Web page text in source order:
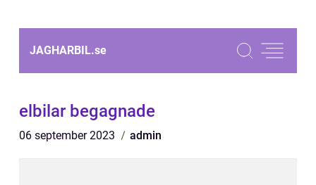
JAGHARBIL.se
elbilar begagnade
06 september 2023 admin